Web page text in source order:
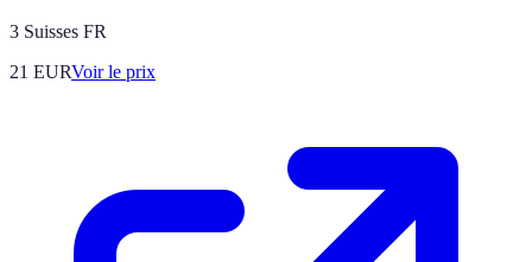
3 Suisses FR
21 EURVoir le prix